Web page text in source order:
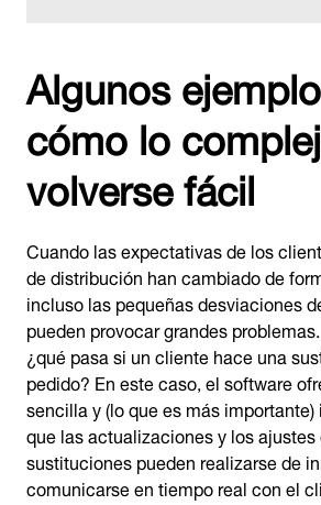
Algunos
cómo lo
volverse fácil
Cuando las expectativas de los
de distribución han cambiado de
incluso las pequeñas desviaciones
pueden provocar grandes
¿qué pasa si un cliente hace una
pedido? En este caso, el software
sencilla y (lo que es más
que las actualizaciones y los
sustituciones pueden realizarse de
comunicarse en tiempo real con el